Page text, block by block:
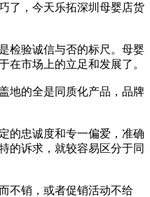
了，今天乐拓深圳母婴店货
检验诚信与否的标尺。母婴
市场上的立足和发展了。
地的全是同质化产品，品牌
的忠诚度和专一偏爱，准确
的诉求，就较容易区分于同
不销，或者促销活动不给